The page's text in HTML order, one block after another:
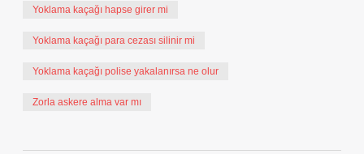
Yoklama kaçağı hapse girer mi
Yoklama kaçağı para cezası silinir mi
Yoklama kaçağı polise yakalanırsa ne olur
Zorla askere alma var mı